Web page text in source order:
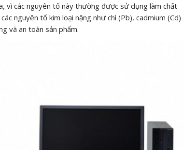
vì các nguyên tố này thường được sử dụng làm chất
nguyên tố kim loại nặng như chì (Pb), cadmium (Cd)
và an toàn sản phẩm.